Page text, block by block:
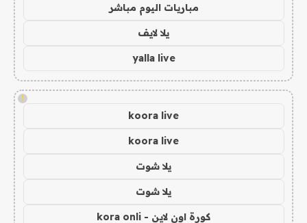
مباريات اليوم مباشر
يلا لايف
yalla live
!
koora live
koora live
يلا شوت
يلا شوت
كورة اون لاين - kora onli